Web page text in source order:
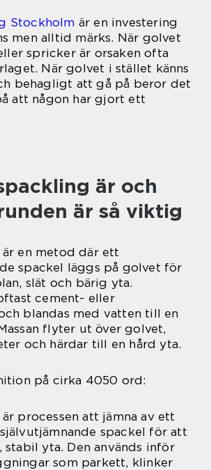
Stockholm är en investering
men alltid märks. När golvet
spricker är orsaken ofta
När golvet i stället känns
behagligt att gå på beror det
att någon har gjort ett
är och
är så viktig
en metod där ett
spackel läggs på golvet för
slät och bärig yta.
cement- eller
blandas med vatten till en
flyter ut över golvet,
och härdar till en hård yta.
på cirka 4050 ord:
processen att jämna av ett
spackel för att
stabil yta. Den används inför
som parkett, klinker